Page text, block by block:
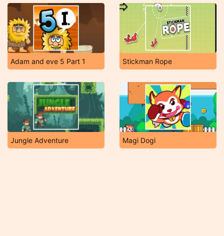
Adam and eve 5 Part 1 Stickman Rope
Jungle Adventure Magi Dogi